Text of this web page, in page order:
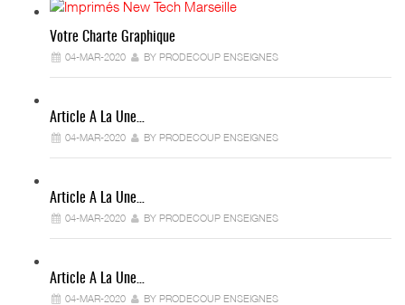
Votre Charte Graphique
04-MAR-2020 BY PRODECOUP ENSEIGNES
Article A La Une…
04-MAR-2020 BY PRODECOUP ENSEIGNES
Article A La Une…
04-MAR-2020 BY PRODECOUP ENSEIGNES
Article A La Une…
04-MAR-2020 BY PRODECOUP ENSEIGNES